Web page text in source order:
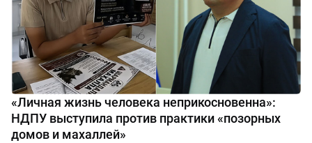
«Личная жизнь человека неприкосновенна»:
НДПУ выступила против практики «позорных
домов и махаллей»